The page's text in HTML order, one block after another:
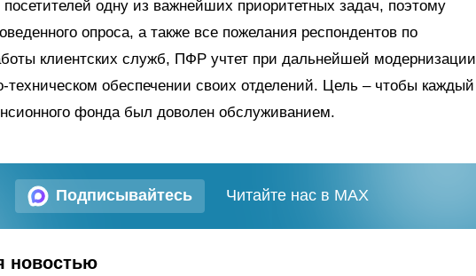
одну из важнейших приоритетных задач, поэтому
опроса, а также все пожелания респондентов по
клиентских служб, ПФР учтет при дальнейшей модернизации
техническом обеспечении своих отделений. Цель – чтобы каждый
фонда был доволен обслуживанием.
Подписывайтесь Читайте нас в MAX
новостью